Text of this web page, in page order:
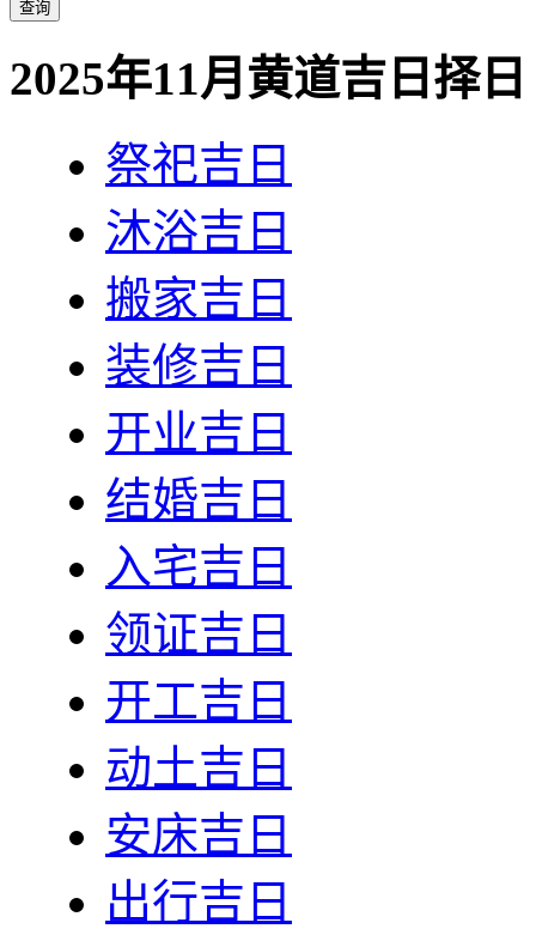
2025年11月黄道吉日择日
祭祀吉日
沐浴吉日
搬家吉日
装修吉日
开业吉日
结婚吉日
入宅吉日
领证吉日
开工吉日
动土吉日
安床吉日
出行吉日